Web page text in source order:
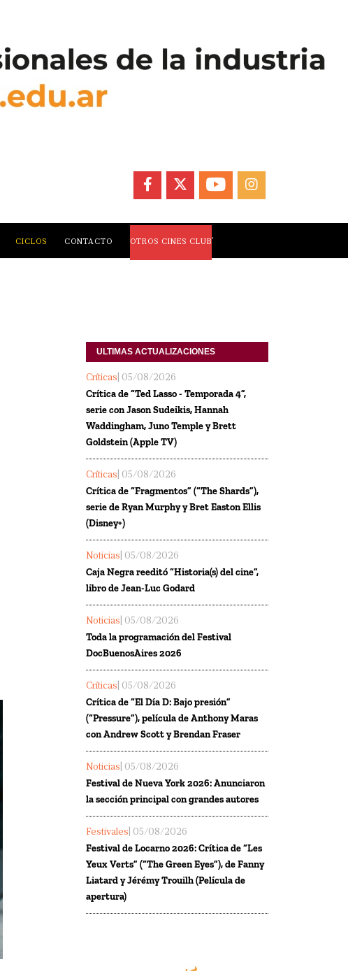
FACEBOOKYOUTUBEINSTAGRAM
CICLOS CONTACTO OTROS CINES CLUB
ULTIMAS ACTUALIZACIONES
Críticas | 05/08/2026
Crítica de “Ted Lasso - Temporada 4”,
serie con Jason Sudeikis, Hannah
Waddingham, Juno Temple y Brett
Goldstein (Apple TV)
Críticas | 05/08/2026
Crítica de “Fragmentos” (“The Shards”),
serie de Ryan Murphy y Bret Easton Ellis
(Disney+)
Noticias | 05/08/2026
Caja Negra reeditó “Historia(s) del cine”,
libro de Jean-Luc Godard
Noticias | 05/08/2026
Toda la programación del Festival
DocBuenosAires 2026
Críticas | 05/08/2026
Crítica de “El Día D: Bajo presión”
(“Pressure”), película de Anthony Maras
con Andrew Scott y Brendan Fraser
Noticias | 05/08/2026
Festival de Nueva York 2026: Anunciaron
la sección principal con grandes autores
Festivales | 05/08/2026
Festival de Locarno 2026: Crítica de “Les
Yeux Verts” (“The Green Eyes”), de Fanny
Liatard y Jérémy Trouilh (Película de
apertura)